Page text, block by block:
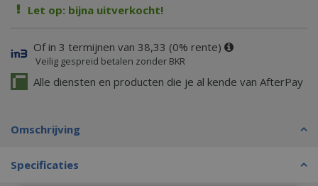
Let op: bijna uitverkocht!
Of in 3 termijnen van 38,33 (0% rente)
Veilig gespreid betalen zonder BKR
Alle diensten en producten die je al kende van AfterPay
Omschrijving
Specificaties